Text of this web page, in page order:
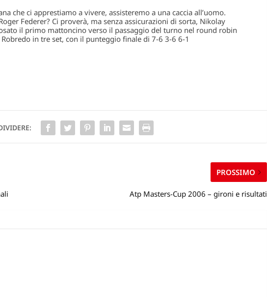
che ci apprestiamo a vivere, assisteremo a una caccia all’uomo.
Federer? Ci proverà, ma senza assicurazioni di sorta, Nikolay
il primo mattoncino verso il passaggio del turno nel round robin
in tre set, con il punteggio finale di 7-6 3-6 6-1
PROSSIMO
Atp Masters-Cup 2006 – gironi e risultati